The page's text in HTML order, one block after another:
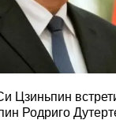
Цзиньпин
Родриго